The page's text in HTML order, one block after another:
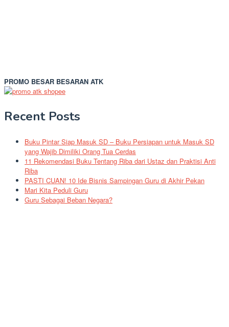
PROMO BESAR BESARAN ATK
Recent Posts
Buku Pintar Siap Masuk SD – Buku Persiapan untuk Masuk SD
yang Wajib Dimiliki Orang Tua Cerdas
11 Rekomendasi Buku Tentang Riba dari Ustaz dan Praktisi Anti
Riba
PASTI CUAN! 10 Ide Bisnis Sampingan Guru di Akhir Pekan
Mari Kita Peduli Guru
Guru Sebagai Beban Negara?